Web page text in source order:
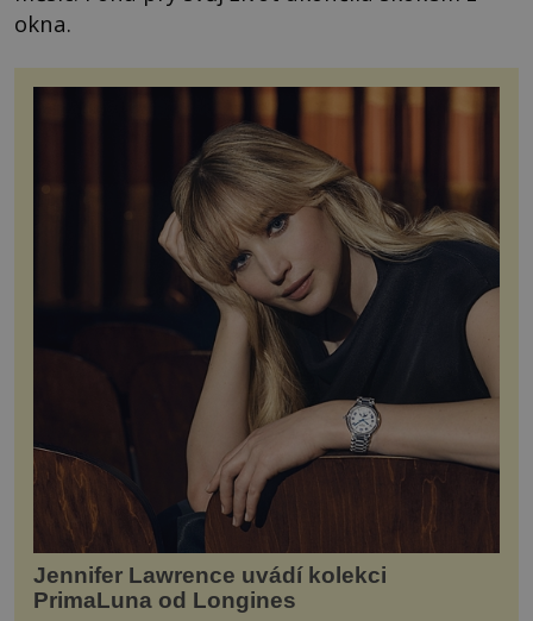
okna.
Jennifer Lawrence uvádí kolekci
PrimaLuna od Longines